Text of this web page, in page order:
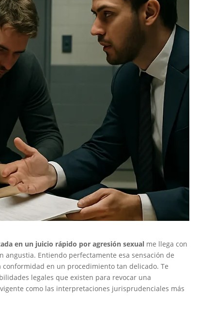
en un juicio rápido por agresión sexual me llega con
Entiendo perfectamente esa sensación de
en un procedimiento tan delicado. Te
legales que existen para revocar una
como las interpretaciones jurisprudenciales más